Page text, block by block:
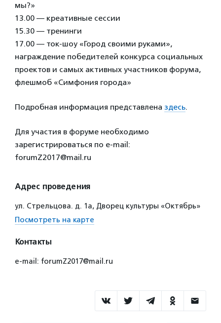
мы?»
13.00 — креативные сессии
15.30 — тренинги
17.00 — ток-шоу «Город своими руками»,
награждение победителей конкурса социальных
проектов и самых активных участников форума,
флешмоб «Симфония города»
Подробная информация представлена здесь.
Для участия в форуме необходимо
зарегистрироваться по e-mail:
forumZ2017@mail.ru
Адрес проведения
ул. Стрельцова. д. 1а, Дворец культуры «Октябрь»
Посмотреть на карте
Контакты
e-mail: forumZ2017@mail.ru